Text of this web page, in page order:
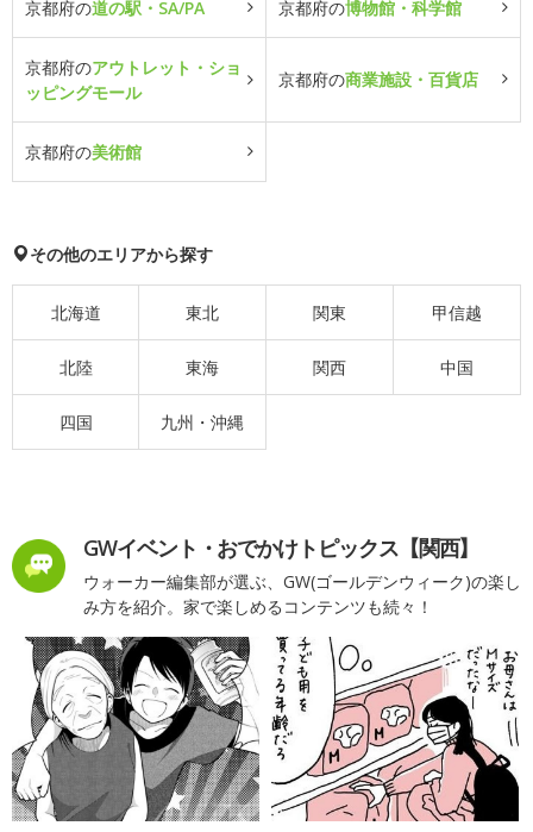
京都府の道の駅・SA/PA 京都府の博物館・科学館
京都府のアウトレット・ショ
ッピングモール
京都府の商業施設・百貨店
京都府の美術館
その他のエリアから探す
北海道 東北 関東 甲信越
北陸 東海 関西 中国
四国 九州・沖縄
GWイベント・おでかけトピックス【関西】
ウォーカー編集部が選ぶ、GW(ゴールデンウィーク)の楽し
み方を紹介。家で楽しめるコンテンツも続々！